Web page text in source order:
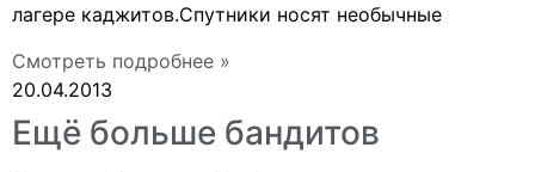
лагере каджитов.Спутники носят необычные
Смотреть подробнее »
20.04.2013
Ещё больше бандитов